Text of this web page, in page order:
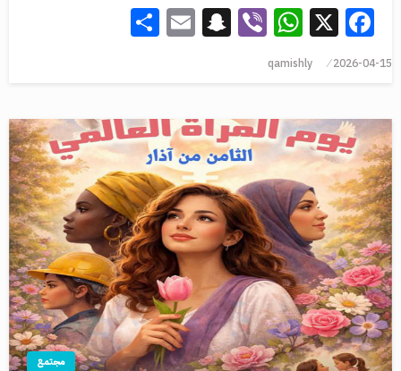
Facebook
X
WhatsApp
Viber
Snapchat
Email
2026-04-15
qamishly
مجتمع